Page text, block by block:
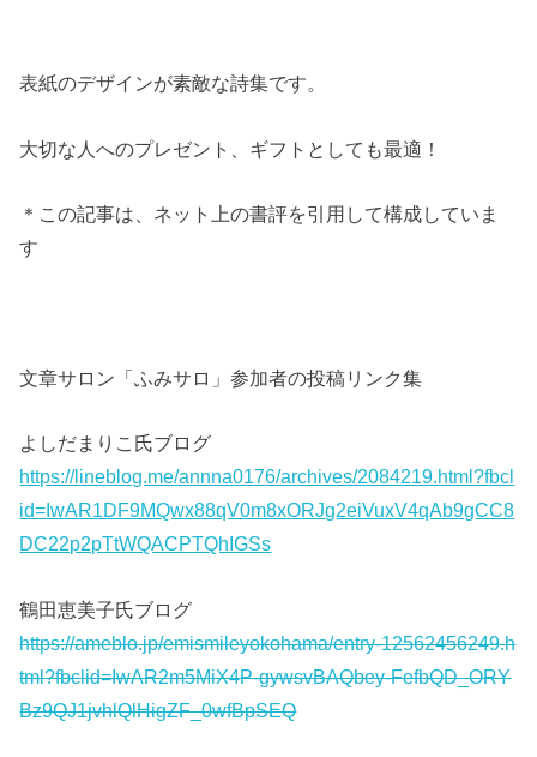
表紙のデザインが素敵な詩集です。
大切な人へのプレゼント、ギフトとしても最適！
＊この記事は、ネット上の書評を引用して構成していま
す
文章サロン「ふみサロ」参加者の投稿リンク集
よしだまりこ氏ブログ
https://lineblog.me/annna0176/archives/2084219.html?fbcl
id=IwAR1DF9MQwx88qV0m8xORJg2eiVuxV4qAb9gCC8
DC22p2pTtWQACPTQhIGSs
鶴田恵美子氏ブログ
https://ameblo.jp/emismileyokohama/entry-12562456249.h
tml?fbclid=IwAR2m5MiX4P-gywsvBAQbey-FefbQD_ORY
Bz9QJ1jvhlQlHigZF_0wfBpSEQ